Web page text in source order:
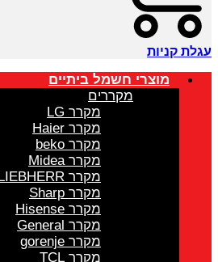
עגלת קניות
מוצרי חשמל ביתיים
מקררים
מקרר LG
מקרר Haier
מקרר beko
מקרר Midea
מקרר LIEBHERR
מקרר Sharp
מקרר Hisense
מקרר General
מקרר gorenje
מקרר TCL